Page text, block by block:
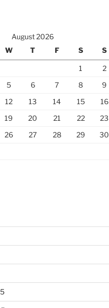
August 2026
W T F S S
1
2
5 6 7 8
9
12 13 14 15
16
19 20 21 22
23
26 27 28 29
30